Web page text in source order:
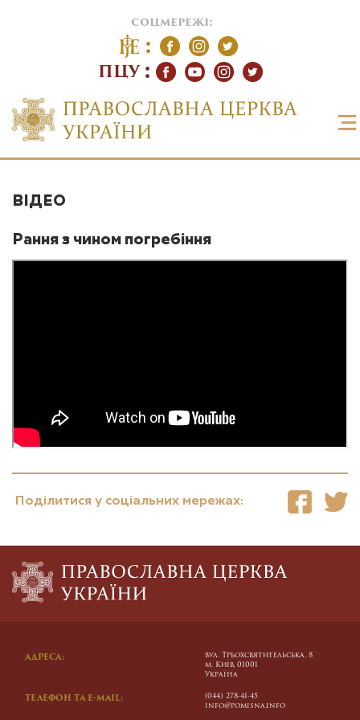
соцмережі:
ПЦУ
ВІДЕО
Рання з чином погребіння
Поділитися у соціальних мережах:
АДРЕСА:
вул. Трьохсвятительська, 8
м. Київ, 01001
Україна
ТЕЛЕФОН ТА E-MAIL:
(044) 278-41-45
info@pomisna.info